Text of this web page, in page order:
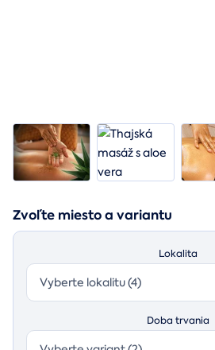
Zvoľte miesto a variantu
Lokalita
Vyberte lokalitu (4)
Doba trvania